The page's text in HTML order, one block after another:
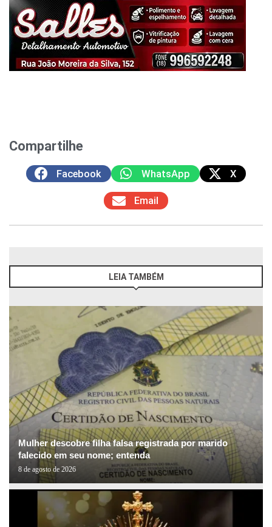
Compartilhe
Facebook WhatsApp X
Email
LEIA TAMBÉM
Mulher descobre filha falsa registrada por marido
falecido em seu nome; entenda
8 de agosto de 2026